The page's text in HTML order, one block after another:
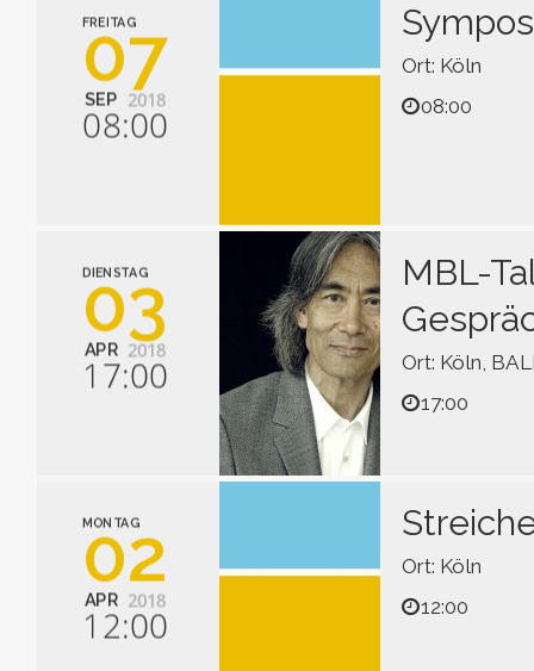
FREITAG
07
SEP 2018
08:00
Ort: Köln
08:00
DIENSTAG
03
APR 2018
17:00
MBL-
Ort: Köln,
17:00
MONTAG
02
APR 2018
12:00
Ort: Köln
12:00